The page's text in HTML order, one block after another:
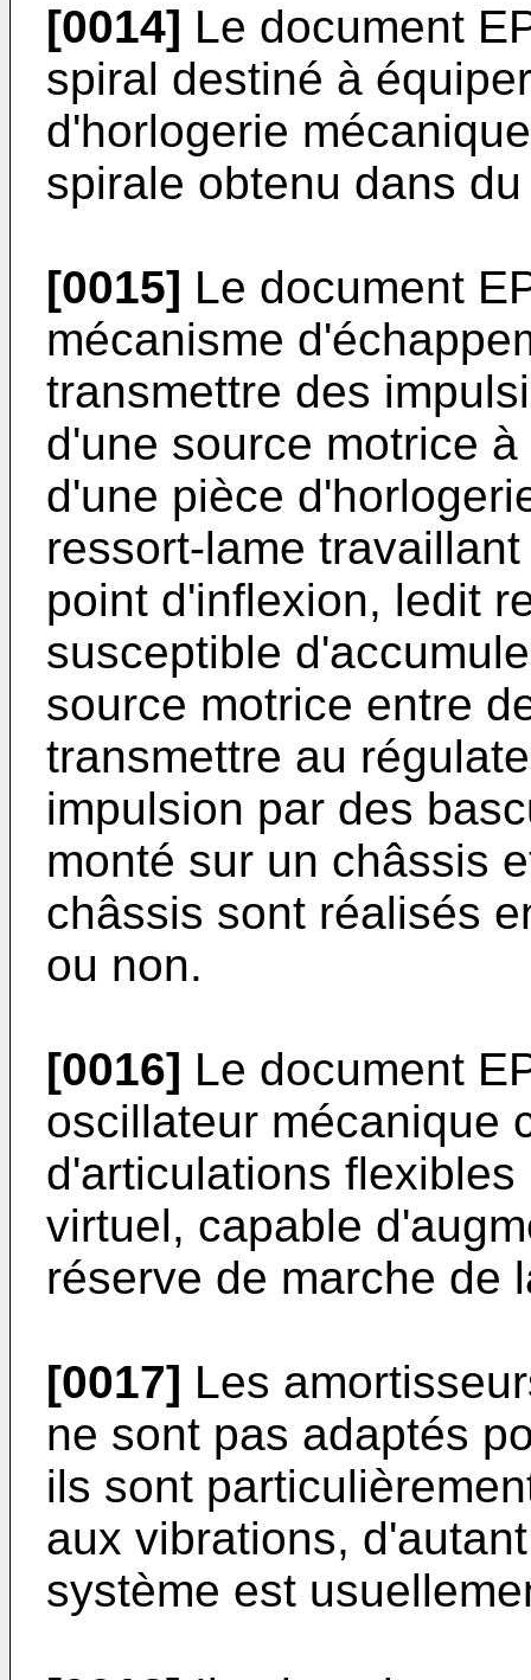
[0014] Le document
spiral destiné à
d'horlogerie
spirale obtenu dans
[0015] Le document
mécanisme
transmettre des
d'une source motrice
d'une pièce
ressort-lame
point d'inflexion, ledit
susceptible
source motrice entre
transmettre au
impulsion par des
monté sur un châssis
châssis sont réalisés
ou non.
[0016] Le document
oscillateur mécanique
d'articulations
virtuel, capable
réserve de marche de
[0017] Les
ne sont pas adaptés
ils sont
aux vibrations,
système est